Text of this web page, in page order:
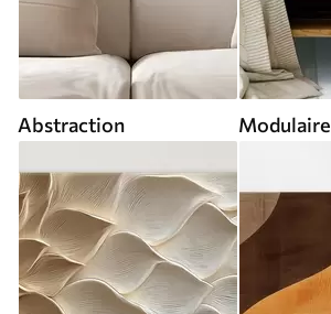
Abstraction Modulaire